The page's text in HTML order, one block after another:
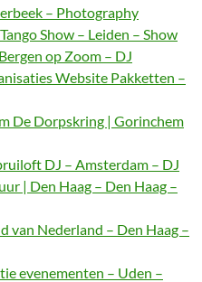
– Photography
Show – Leiden – Show
op Zoom – DJ
Website Pakketten –
De Dorpskring | Gorinchem
DJ – Amsterdam – DJ
| Den Haag – Den Haag –
van Nederland – Den Haag –
evenementen – Uden –